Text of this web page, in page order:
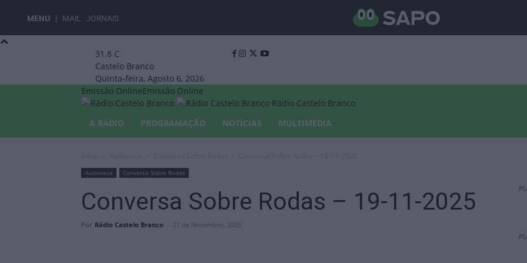
MENU MAIL JORNAIS
31.8 C
Castelo Branco
Quinta-feira, Agosto 6, 2026
Emissão OnlineEmissão Online
Rádio Castelo Branco
A RÁDIO
PROGRAMAÇÃO NOTÍCIAS MULTIMÉDIA
Audioteca Conversa Sobre Rodas
Conversa Sobre Rodas – 19-11-2025
Por Rádio Castelo Branco - 21 de Novembro, 2025